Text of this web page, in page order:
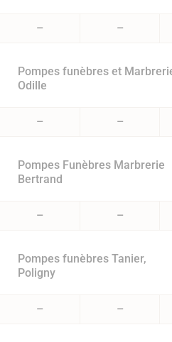
– –
Pompes funèbres et
Odille
– –
Pompes Funèbres Marbrerie
Bertrand
– –
Pompes funèbres Tanier,
Poligny
– –